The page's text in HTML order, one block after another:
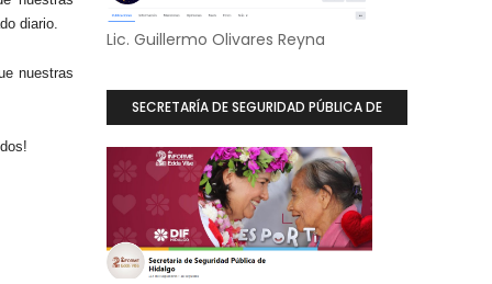
diario.
nuestras
Lic. Guillermo Olivares Reyna
SECRETARÍA DE SEGURIDAD PÚBLICA DE